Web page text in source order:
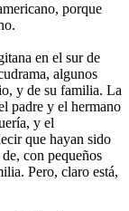
porque
en el sur de
algunos
y de su familia. La
padre y el hermano
y el
que hayan sido
con pequeños
Pero, claro está,